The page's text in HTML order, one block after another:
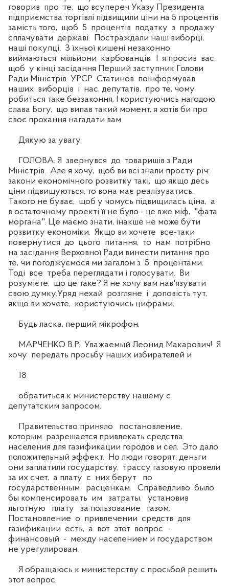
говорив про те, що всупереч Указу Президента
підприємства торгівлі підвищили ціни на 5 процентів
замість того, щоб 5 процентів податку з продажу
сплачувати державі. Постраждали наші виборці,
наші покупці. З їхньої кишені незаконно
виймаються мільйони карбованців. І я просив вас,
щоб у кінці засідання Перший заступник Голови
Ради Міністрів УРСР Статинов поінформував
наших виборців і нас, депутатів, про те, чому
робиться таке беззаконня. І користуючись нагодою,
слава Богу, що випав такий момент, я хотів би про
своє прохання нагадати вам.
Дякую за увагу.
ГОЛОВА. Я звернувся до товаришів з Ради
Міністрів. Але я хочу, щоб ви всі знали просту річ:
закони економічного розвитку такі, що якщо десь
ціни підвищуються, то вона має реалізуватись.
Такого не буває, щоб у чомусь підвищилась ціна, а
в остаточному проекті її не було - це вже міф, "фата
моргана". Це маємо знати, інакше не може бути
розвитку економіки. Якщо ви хочете все-таки
повернутися до цього питання, то нам потрібно
на засідання Верховної Ради винести питання про
те, чи погоджуємося ми загалом з 5 процентами.
Тоді все треба переглядати і голосувати. Ви
розумієте, що це таке? Я не хочу вам нав'язувати
свою думку.Уряд нехай розгляне і доповість тут,
якщо ви хочете, користуючись цифрами.
Будь ласка, перший мікрофон.
МАРЧЕНКО В.Р. Уважаемый Леонид Макарович! Я
хочу передать просьбу наших избирателей и
18
обратиться к министерству нашему с
депутатским запросом.
Правительство приняло постановление,
которым разрешается привлекать средства
населения для газификации городов и сел. Это дало
положительный эффект. Но люди говорят: деньги
они заплатили государству, трассу газовую провели
за их счет, а плату с них берут по
государственным расценкам. Справедливо было
бы компенсировать им затраты, установив
льготную плату за пользование газом.
Постановление о привлечении средств для
газификации есть, а вот этот вопрос -
финансовый - между населением и государством
не урегулирован.
Я обращаюсь к министерству с просьбой решить
этот вопрос.